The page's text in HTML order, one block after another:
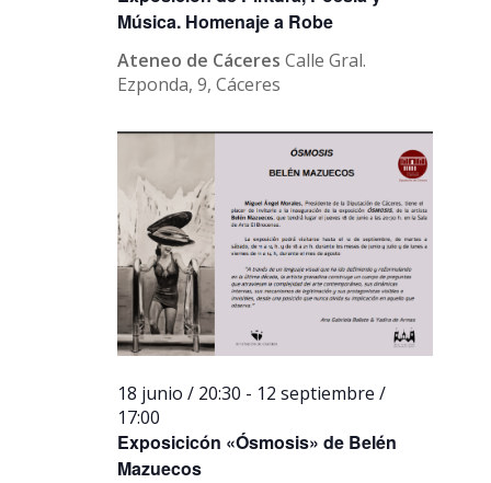
Música. Homenaje a Robe
Ateneo de CáceresCalle Gral.
Ezponda, 9, Cáceres
Exposicicón «Ósmosis» de Belén
Mazuecos
18 junio / 20:30 - 12 septiembre /
17:00